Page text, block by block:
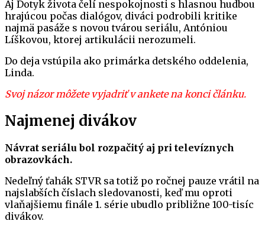
Aj Dotyk života čelí nespokojnosti s hlasnou hudbou
hrajúcou počas dialógov, diváci podrobili kritike
najmä pasáže s novou tvárou seriálu, Antóniou
Líškovou, ktorej artikulácii nerozumeli.
Do deja vstúpila ako primárka detského oddelenia,
Linda.
Svoj názor môžete vyjadriť v ankete na konci článku.
Najmenej divákov
Návrat seriálu bol rozpačitý aj pri televíznych
obrazovkách.
Nedeľný ťahák STVR sa totiž po ročnej pauze vrátil na
najslabších číslach sledovanosti, keď mu oproti
vlaňajšiemu finále 1. série ubudlo približne 100-tisíc
divákov.